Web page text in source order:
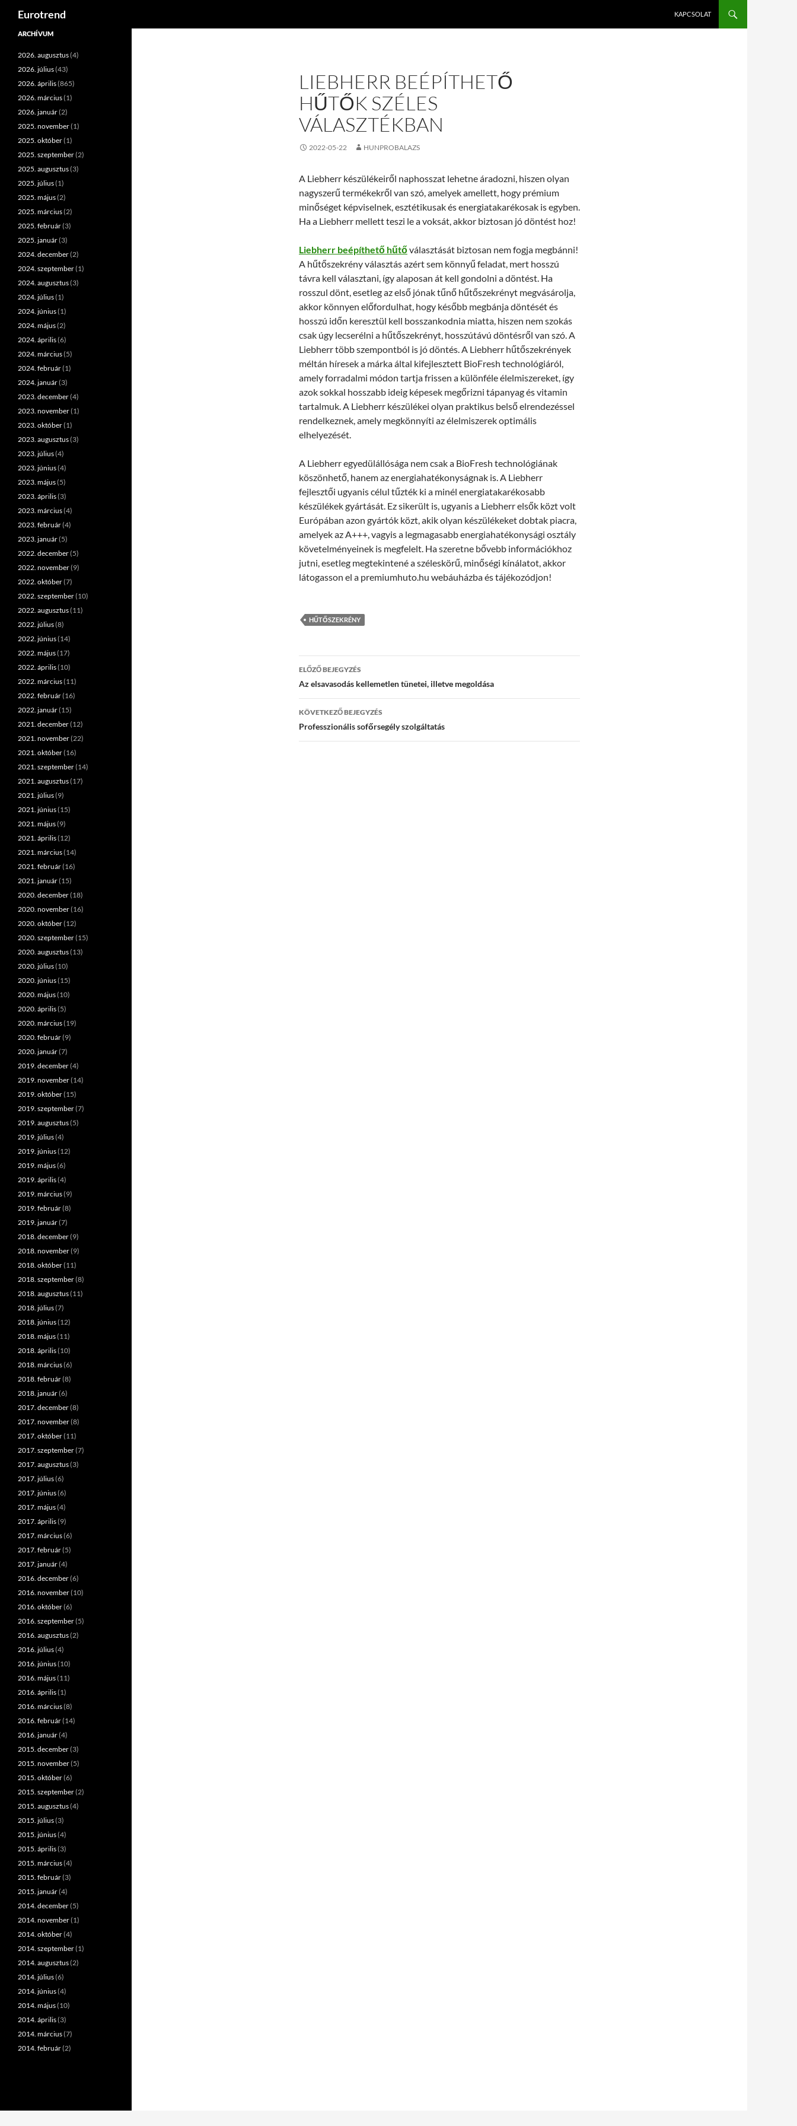
Kilépés
Eurotrend KAPCSOLAT
LIEBHERR BEÉPÍTHETŐ
HŰTŐK SZÉLES
VÁLASZTÉKBAN
2022-05-22 HUNPROBALAZS
A Liebherr készülékeiről naphosszat lehetne áradozni, hiszen olyan
nagyszerű termékekről van szó, amelyek amellett, hogy prémium
minőséget képviselnek, esztétikusak és energiatakarékosak is egyben.
Ha a Liebherr mellett teszi le a voksát, akkor biztosan jó döntést hoz!
Liebherr beépíthető hűtőválasztását biztosan nem fogja megbánni!
A hűtőszekrény választás azért sem könnyű feladat, mert hosszú
távra kell választani, így alaposan át kell gondolni a döntést. Ha
rosszul dönt, esetleg az első jónak tűnő hűtőszekrényt megvásárolja,
akkor könnyen előfordulhat, hogy később megbánja döntését és
hosszú időn keresztül kell bosszankodnia miatta, hiszen nem szokás
csak úgy lecserélni a hűtőszekrényt, hosszútávú döntésről van szó. A
Liebherr több szempontból is jó döntés. A Liebherr hűtőszekrények
méltán híresek a márka által kifejlesztett BioFresh technológiáról,
amely forradalmi módon tartja frissen a különféle élelmiszereket, így
azok sokkal hosszabb ideig képesek megőrizni tápanyag és vitamin
tartalmuk. A Liebherr készülékei olyan praktikus belső elrendezéssel
rendelkeznek, amely megkönnyíti az élelmiszerek optimális
elhelyezését.
A Liebherr egyedülállósága nem csak a BioFresh technológiának
köszönhető, hanem az energiahatékonyságnak is. A Liebherr
fejlesztői ugyanis célul tűzték ki a minél energiatakarékosabb
készülékek gyártását. Ez sikerült is, ugyanis a Liebherr elsők közt volt
Európában azon gyártók közt, akik olyan készülékeket dobtak piacra,
amelyek az A+++, vagyis a legmagasabb energiahatékonysági osztály
követelményeinek is megfelelt. Ha szeretne bővebb információkhoz
jutni, esetleg megtekintené a széleskörű, minőségi kínálatot, akkor
látogasson el a premiumhuto.hu webáuházba és tájékozódjon!
HŰTŐSZEKRÉNY
Bejegyzés
navigáció
ELŐZŐ BEJEGYZÉS
Az elsavasodás kellemetlen tünetei, illetve megoldása
KÖVETKEZŐ BEJEGYZÉS
Professzionális sofőrsegély szolgáltatás
ARCHÍVUM
2026. augusztus(4)
2026. július(43)
2026. április(865)
2026. március(1)
2026. január(2)
2025. november(1)
2025. október(1)
2025. szeptember(2)
2025. augusztus(3)
2025. július(1)
2025. május(2)
2025. március(2)
2025. február(3)
2025. január(3)
2024. december(2)
2024. szeptember(1)
2024. augusztus(3)
2024. július(1)
2024. június(1)
2024. május(2)
2024. április(6)
2024. március(5)
2024. február(1)
2024. január(3)
2023. december(4)
2023. november(1)
2023. október(1)
2023. augusztus(3)
2023. július(4)
2023. június(4)
2023. május(5)
2023. április(3)
2023. március(4)
2023. február(4)
2023. január(5)
2022. december(5)
2022. november(9)
2022. október(7)
2022. szeptember(10)
2022. augusztus(11)
2022. július(8)
2022. június(14)
2022. május(17)
2022. április(10)
2022. március(11)
2022. február(16)
2022. január(15)
2021. december(12)
2021. november(22)
2021. október(16)
2021. szeptember(14)
2021. augusztus(17)
2021. július(9)
2021. június(15)
2021. május(9)
2021. április(12)
2021. március(14)
2021. február(16)
2021. január(15)
2020. december(18)
2020. november(16)
2020. október(12)
2020. szeptember(15)
2020. augusztus(13)
2020. július(10)
2020. június(15)
2020. május(10)
2020. április(5)
2020. március(19)
2020. február(9)
2020. január(7)
2019. december(4)
2019. november(14)
2019. október(15)
2019. szeptember(7)
2019. augusztus(5)
2019. július(4)
2019. június(12)
2019. május(6)
2019. április(4)
2019. március(9)
2019. február(8)
2019. január(7)
2018. december(9)
2018. november(9)
2018. október(11)
2018. szeptember(8)
2018. augusztus(11)
2018. július(7)
2018. június(12)
2018. május(11)
2018. április(10)
2018. március(6)
2018. február(8)
2018. január(6)
2017. december(8)
2017. november(8)
2017. október(11)
2017. szeptember(7)
2017. augusztus(3)
2017. július(6)
2017. június(6)
2017. május(4)
2017. április(9)
2017. március(6)
2017. február(5)
2017. január(4)
2016. december(6)
2016. november(10)
2016. október(6)
2016. szeptember(5)
2016. augusztus(2)
2016. július(4)
2016. június(10)
2016. május(11)
2016. április(1)
2016. március(8)
2016. február(14)
2016. január(4)
2015. december(3)
2015. november(5)
2015. október(6)
2015. szeptember(2)
2015. augusztus(4)
2015. július(3)
2015. június(4)
2015. április(3)
2015. március(4)
2015. február(3)
2015. január(4)
2014. december(5)
2014. november(1)
2014. október(4)
2014. szeptember(1)
2014. augusztus(2)
2014. július(6)
2014. június(4)
2014. május(10)
2014. április(3)
2014. március(7)
2014. február(2)